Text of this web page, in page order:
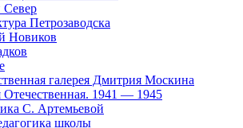
Север
Петрозаводска
Новиков
галерея Дмитрия Москина
Отечественная. 1941 — 1945
С. Артемьевой
школы